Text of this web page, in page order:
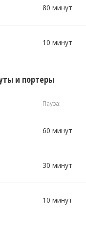
80 минут
10 минут
и портеры
Пауза:
60 минут
30 минут
10 минут